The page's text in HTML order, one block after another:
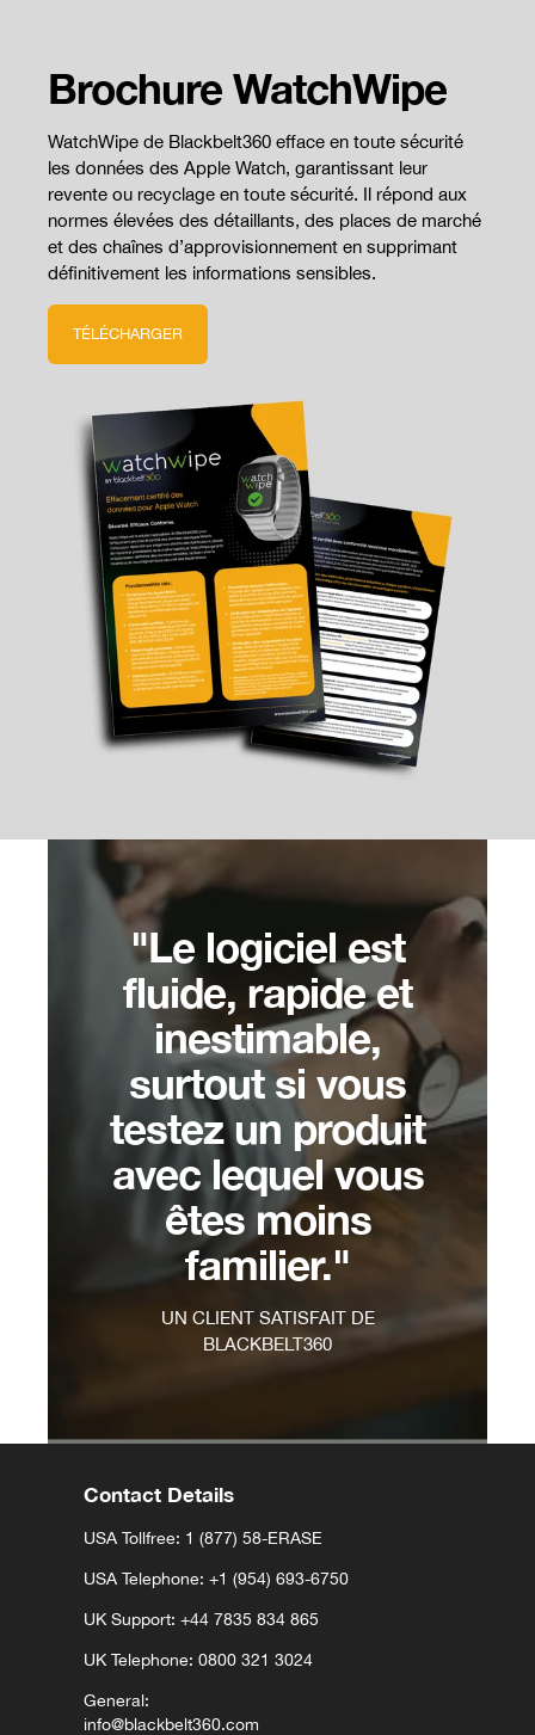
Brochure WatchWipe
WatchWipe de Blackbelt360 efface en toute sécurité
les données des Apple Watch, garantissant leur
revente ou recyclage en toute sécurité. Il répond aux
normes élevées des détaillants, des places de marché
et des chaînes d’approvisionnement en supprimant
définitivement les informations sensibles.
TÉLÉCHARGER
"Le logiciel est
fluide, rapide et
inestimable,
surtout si vous
testez un produit
avec lequel vous
êtes moins
familier."
UN CLIENT SATISFAIT DE
BLACKBELT360
Contact Details
USA Tollfree: 1 (877) 58-ERASE
USA Telephone: +1 (954) 693-6750
UK Support: +44 7835 834 865⁩⁩
UK Telephone: 0800 321 3024
General:
info@blackbelt360.com